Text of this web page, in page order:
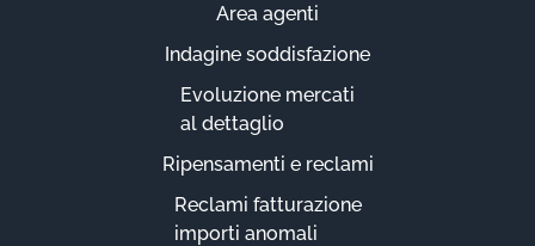
Area agenti
Indagine soddisfazione
Evoluzione mercati
al dettaglio
Ripensamenti e reclami
Reclami fatturazione
importi anomali